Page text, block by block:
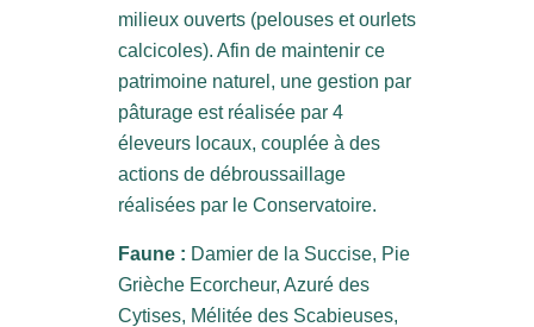
milieux ouverts (pelouses et ourlets
calcicoles). Afin de maintenir ce
patrimoine naturel, une gestion par
pâturage est réalisée par 4
éleveurs locaux, couplée à des
actions de débroussaillage
réalisées par le Conservatoire.
Faune : Damier de la Succise, Pie
Grièche Ecorcheur, Azuré des
Cytises, Mélitée des Scabieuses,